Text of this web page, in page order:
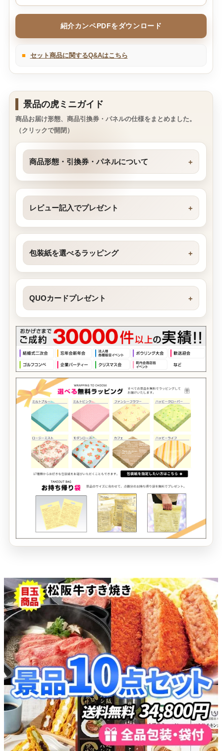
紹介カンペPDFをダウンロード
■ セット商品に関するQ&Aはこちら
景品の虎ミニガイド
商品お届け形態、商品引換券・パネルの仕様をまとめました。
（クリックで開閉）
商品形態・引換券・パネルについて
レビュー記入でプレゼント
包装紙を選べるラッピング
QUOカードプレゼント